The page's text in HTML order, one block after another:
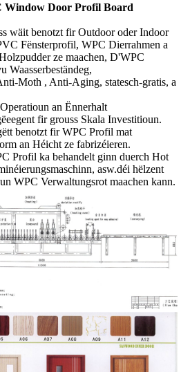
Window Door Profil Board
wäit benotzt fir Outdoor oder Indoor
Fënsterprofil, WPC Dierrahmen a
ze maachen, D'WPC
Waasserbeständeg,
Moth , Anti-Aging, statesch-gratis, a
an Ënnerhalt
fir grouss Skala Investitioun.
benotzt fir WPC Profil mat
an Héicht ze fabrizéieren.
Profil ka behandelt ginn duerch Hot
asw.déi hëlzent
WPC Verwaltungsrot maachen kann.